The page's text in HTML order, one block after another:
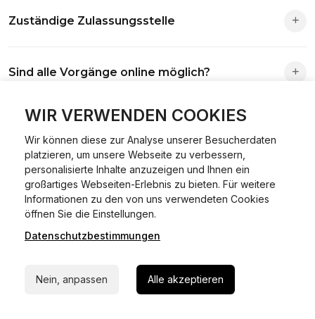
WIR VERWENDEN COOKIES
Wir können diese zur Analyse unserer Besucherdaten
platzieren, um unsere Webseite zu verbessern,
personalisierte Inhalte anzuzeigen und Ihnen ein
großartiges Webseiten-Erlebnis zu bieten. Für weitere
Informationen zu den von uns verwendeten Cookies
öffnen Sie die Einstellungen.
Datenschutzbestimmungen
Nein, anpassen Alle akzeptieren
Zuständige Zulassungsstelle
Antrag wird automatisch an die richtige Stelle weitergeleitet.
Sind alle Vorgänge online möglich?
Fast alle Vorgänge sind online machbar. Ausnahme:
01.01.2015.
Was ist Online Kfz-Zulassung?
Ein Internetverfahren, mit dem du Fahrzeuge anmelden,
ummelden oder abmelden kannst – inklusive Dateneingabe,
Dokumentprüfung und Bezahlung.
Welche Vorteile gibt es?
Zeitersparnis, flexible Durchführung, kein Besuch der
Behörde notwendig.
Fahrzeugbrief, Fahrzeugschein, Ausweis oder Reisepass,
Versicherungsnachweis, falls erforderlich TÜV-Bericht.
Wie sicher ist das Verfahren?